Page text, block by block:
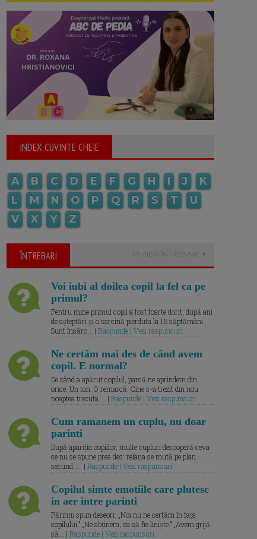
INDEX CUVINTE CHEIE
A B C D E F G H I J
K
L
M N O P Q R S T
U
V
X Y Z
ÎNTREBARI PUNE O ÎNTREBARE
Voi iubi al doilea copil la fel ca pe
primul?
Pentru mine primul copil a fost foarte dorit, după ani
de așteptări și o sarcină pierduta la 16 săptămâni.
Sunt însărc... | Raspunde | Vezi raspunsuri
Ne certăm mai des de când avem
copil. E normal?
De când a apărut copilul, parcă ne aprindem din
orice. Un ton. O remarcă. Cine s-a trezit din nou
noaptea trecuta.... | Raspunde | Vezi raspunsuri
Cum ramanem un cuplu, nu doar
parinti
După apariția copiilor, multe cupluri descoperă ceva
ce nu se spune prea des: relația se mută pe plan
secund. ... | Raspunde | Vezi raspunsuri
Copilul simte emotiile care plutesc
in aer intre parinti
Părinții spun deseori: „Noi nu ne certăm în fața
copilului.” „Ne abținem, ca să fie liniște.” „Avem grijă
să... | Raspunde | Vezi raspunsuri